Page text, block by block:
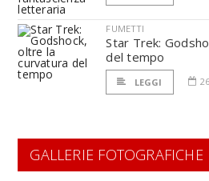
FUMETTI
Star Trek:
del tempo
LEGGI
GALLERIE FOTOGRAFICHE